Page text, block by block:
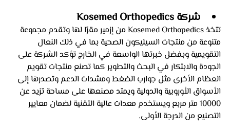
شركة Kosemed Orthopedics
تتخذ Kosemed Orthopedics من إزمير مقرًا لها وتقدم مجموعة
متنوعة من منتجات السيليكون الصحية بما في ذلك النعال
التقويمية وبفضل خبرتها الواسعة في الخارج تؤكد الشركة على
الجودة والابتكار في البحث والتطوير كما تصنع منتجات تقويم
العظام الأخرى مثل جوارب الضغط ومشدات الدعم وتصدرها إلى
الأسواق الأوروبية والدولية ويمتد مصنعها على مساحة تزيد عن
10000 متر مربع ويستخدم معدات عالية التقنية لضمان معايير
التصنيع من الدرجة الأولى.